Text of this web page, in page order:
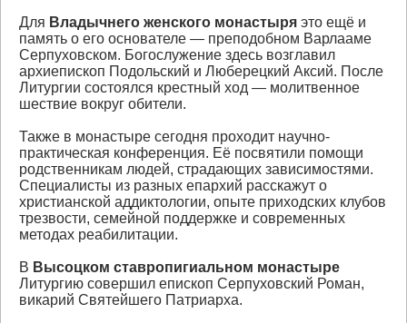
Для Владычнего женского монастыря это ещё и
память о его основателе — преподобном Варлааме
Серпуховском. Богослужение здесь возглавил
архиепископ Подольский и Люберецкий Аксий. После
Литургии состоялся крестный ход — молитвенное
шествие вокруг обители.
Также в монастыре сегодня проходит научно-
практическая конференция. Её посвятили помощи
родственникам людей, страдающих зависимостями.
Специалисты из разных епархий расскажут о
христианской аддиктологии, опыте приходских клубов
трезвости, семейной поддержке и современных
методах реабилитации.
В Высоцком ставропигиальном монастыре
Литургию совершил епископ Серпуховский Роман,
викарий Святейшего Патриарха.